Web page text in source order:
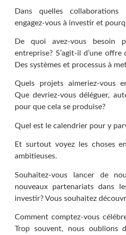
Dans quelles
engagez-vous à investir et
De quoi avez-vous besoin
entreprise? S’agit-il d’une
Des systèmes et processus à
Quels projets aimeriez-vous
Que devriez-vous déléguer,
pour que cela se produise?
Quel est le calendrier pour y
Et surtout voyez les choses
ambitieuses.
Souhaitez-vous lancer de
nouveaux partenariats dans
investir? Vous souhaitez
Comment comptez-vous
Trop souvent, nous oublions